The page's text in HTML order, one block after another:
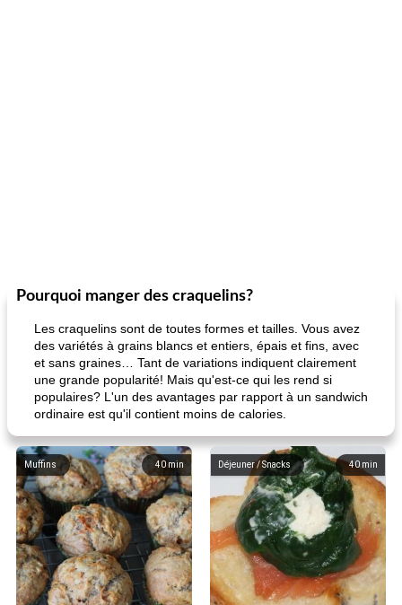
Pourquoi manger des craquelins?
Les craquelins sont de toutes formes et tailles. Vous avez
des variétés à grains blancs et entiers, épais et fins, avec
et sans graines… Tant de variations indiquent clairement
une grande popularité! Mais qu'est-ce qui les rend si
populaires? L'un des avantages par rapport à un sandwich
ordinaire est qu'il contient moins de calories.
40 min
Muffins 40 min
Déjeuner / Snacks